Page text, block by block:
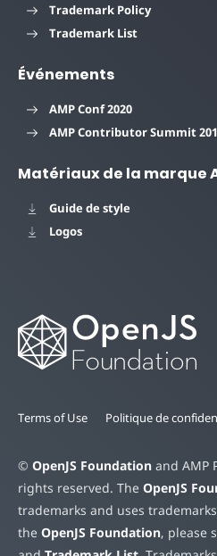
Trademark Policy
Trademark List
Événements
AMP Conf 2020
AMP Contributor Summit
Matériaux de la marque
Guide de style
Logos
Terms of Use Politique de
© OpenJS Foundation and AMP
rights reserved. The OpenJS
trademarks and uses
the OpenJS Foundation, please